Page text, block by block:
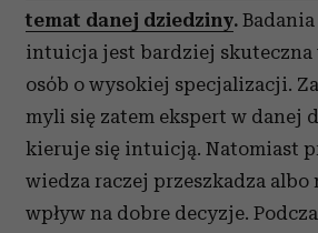
temat danej dziedziny. Badania
intuicja jest bardziej
osób o wysokiej specjalizacji.
myli się zatem ekspert w danej
kieruje się intuicją. Natomiast
wiedza raczej przeszkadza
wpływ na dobre decyzje.